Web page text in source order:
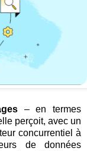
– en termes
perçoit, avec un
concurrentiel à
de données